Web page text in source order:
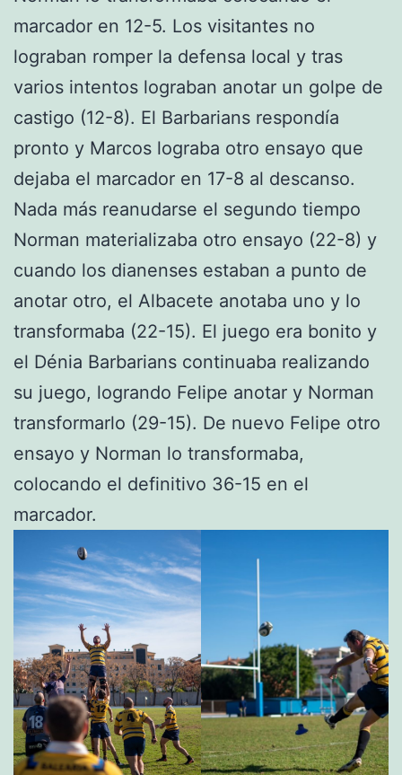
marcador en 12-5. Los visitantes no
lograban romper la defensa local y tras
varios intentos lograban anotar un golpe de
castigo (12-8). El Barbarians respondía
pronto y Marcos lograba otro ensayo que
dejaba el marcador en 17-8 al descanso.
Nada más reanudarse el segundo tiempo
Norman materializaba otro ensayo (22-8) y
cuando los dianenses estaban a punto de
anotar otro, el Albacete anotaba uno y lo
transformaba (22-15). El juego era bonito y
el Dénia Barbarians continuaba realizando
su juego, logrando Felipe anotar y Norman
transformarlo (29-15). De nuevo Felipe otro
ensayo y Norman lo transformaba,
colocando el definitivo 36-15 en el
marcador.